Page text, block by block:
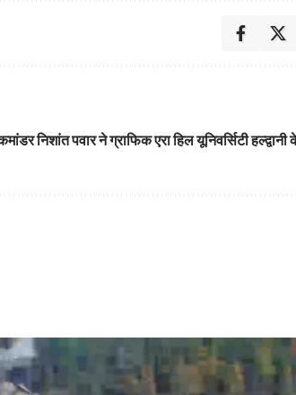
निशांत पवार ने ग्राफिक एरा हिल यूनिवर्सिटी हल्द्वानी